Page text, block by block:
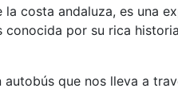
costa andaluza, es una
conocida por su rica
que nos lleva a